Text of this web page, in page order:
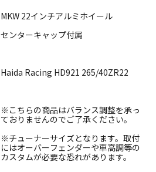
MKW 22インチアルミホイール
センターキャップ付属
Haida Racing HD921 265/40ZR22
※こちらの商品はバランス調整を承っ
ておりませんのでご了承ください。
※チューナーサイズとなります。取付
にはオーバーフェンダーや車高調等の
カスタムが必要な恐れがあります。